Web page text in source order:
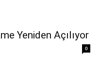
Yeniden Açılıyor
0